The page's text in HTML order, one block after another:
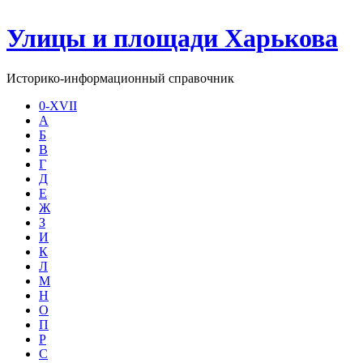
Улицы и площади Харькова
Историко-информационный справочник
0-XVII
А
Б
В
Г
Д
Е
Ж
З
И
К
Л
М
Н
О
П
Р
С